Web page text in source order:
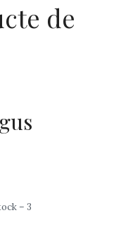
de
– 3